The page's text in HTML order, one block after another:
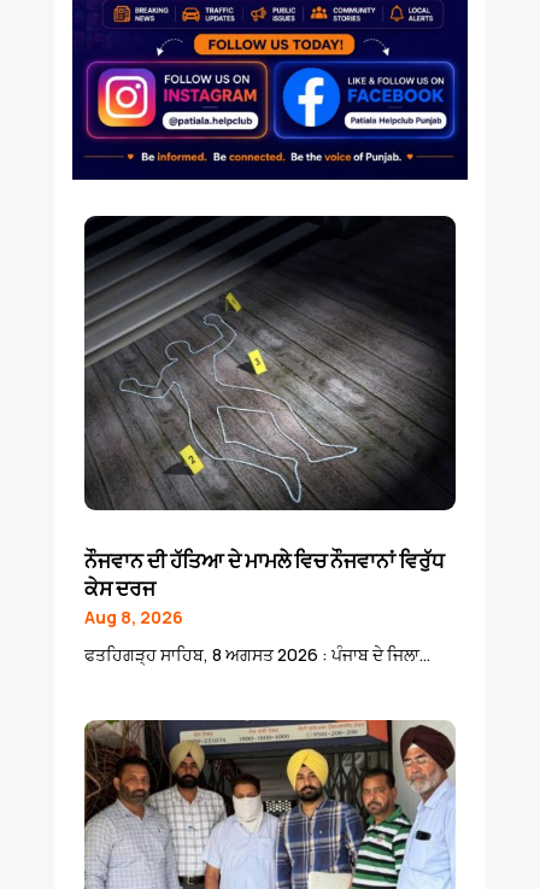
ਨੌਜਵਾਨ ਦੀ ਹੱਤਿਆ ਦੇ ਮਾਮਲੇ ਵਿਚ ਨੌਜਵਾਨਾਂ ਵਿਰੁੱਧ
ਕੇਸ ਦਰਜ
Aug 8, 2026
ਫਤਹਿਗੜ੍ਹ ਸਾਹਿਬ, 8 ਅਗਸਤ 2026 : ਪੰਜਾਬ ਦੇ ਜਿਲਾ...